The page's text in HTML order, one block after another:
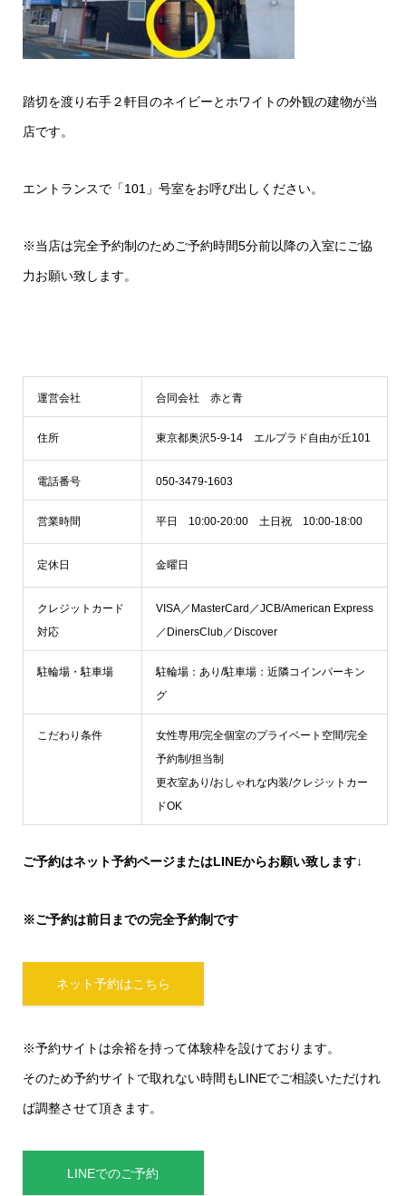
踏切を渡り右手２軒目のネイビーとホワイトの外観の建物が当
店です。
エントランスで「101」号室をお呼び出しください。
※当店は完全予約制のためご予約時間5分前以降の入室にご協
力お願い致します。
運営会社 合同会社 赤と青
住所 東京都奥沢5-9-14 エルプラド自由が丘101
電話番号 050-3479-1603
営業時間 平日 10:00-20:00 土日祝 10:00-18:00
定休日 金曜日
クレジットカード
対応
VISA／MasterCard／JCB/American Express
／DinersClub／Discover
駐輪場・駐車場
駐輪場：あり/駐車場：近隣コインパーキン
グ
こだわり条件
女性専用/完全個室のプライベート空間/完全
予約制/担当制
更衣室あり/おしゃれな内装/クレジットカー
ドOK
ご予約はネット予約ページまたはLINEからお願い致します↓
※ご予約は前日までの完全予約制です
ネット予約はこちら
※予約サイトは余裕を持って体験枠を設けております。
そのため予約サイトで取れない時間もLINEでご相談いただけれ
ば調整させて頂きます。
LINEでのご予約